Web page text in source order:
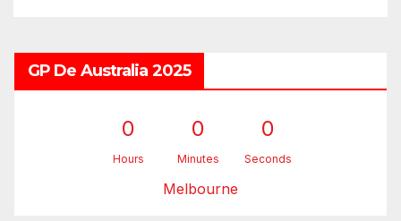
GP De Australia 2025
0
Hours
0
Minutes
0
Seconds
Melbourne